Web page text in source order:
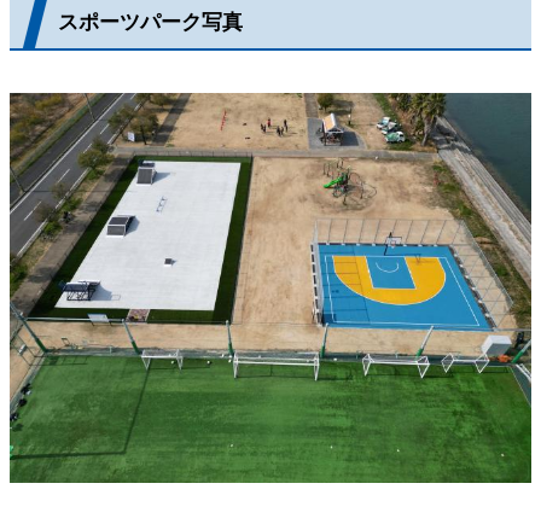
スポーツパーク写真